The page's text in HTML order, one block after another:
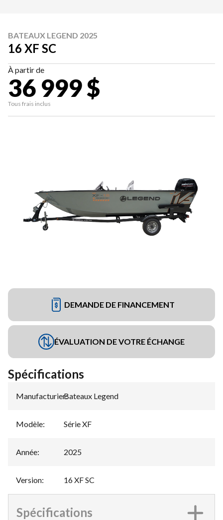
BATEAUX LEGEND 2025
16 XF SC
À partir de
36 999 $
Tous frais inclus
DEMANDE DE FINANCEMENT
ÉVALUATION DE VOTRE ÉCHANGE
Spécifications
Manufacturier:
Bateaux Legend
Modèle: Série XF
Année: 2025
Version: 16 XF SC
Spécifications